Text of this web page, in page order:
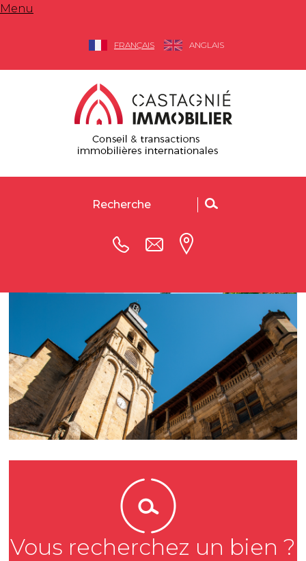
Menu
FRANÇAIS ANGLAIS
Vous recherchez un bien ?